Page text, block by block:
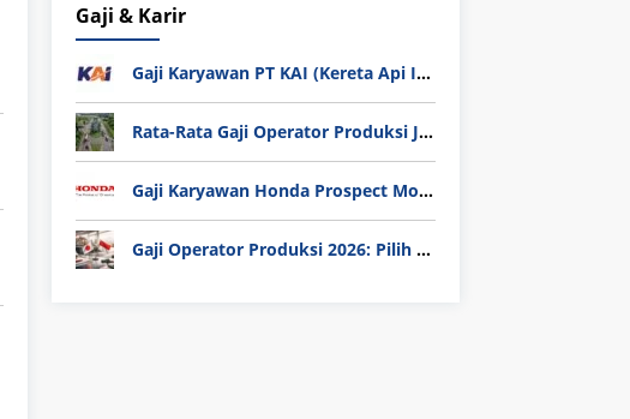
Gaji & Karir
Gaji Karyawan PT KAI (Kereta Api Indonesia) Update 2025
Rata-Rata Gaji Operator Produksi Jabodetabek 2025: Bedah Tuntas UMK, Lemburan, dan Realita Hidup Buruh
Gaji Karyawan Honda Prospect Motor Semua Divisi
Gaji Operator Produksi 2026: Pilih PT Astra Honda Motor (AHM) atau Manufaktur di Jepang?